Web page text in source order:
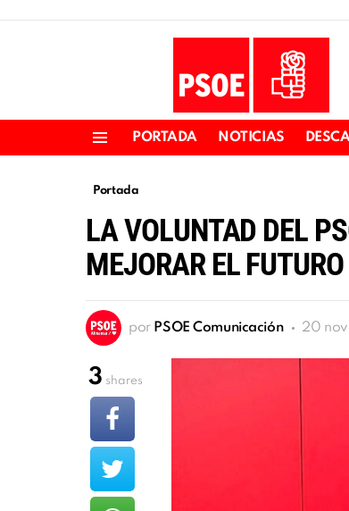
PORTADA NOTICIAS
Portada
LA VOLUNTAD DEL
MEJORAR EL
por PSOE Comunicación 20
3 shares